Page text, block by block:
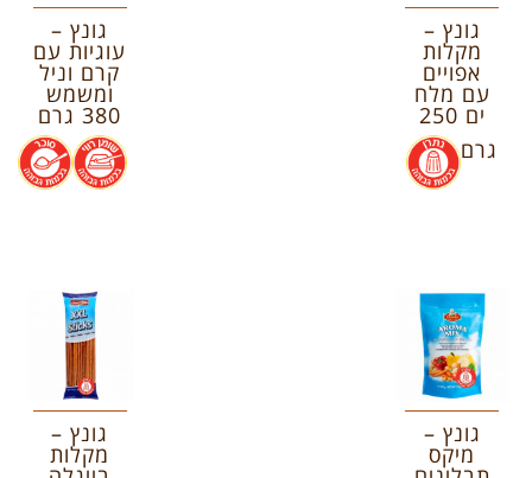
גונץ –
מקלות
אפויים
עם מלח
ים 250
גרם
.
גונץ –
עוגיות עם
קרם וניל
ומשמש
380 גרם
.
.
גונץ –
מיקס
גונץ –
מקלות